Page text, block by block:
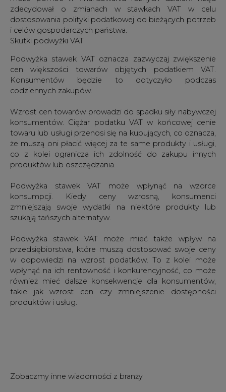
zdecydował o zmianach w stawkach VAT w celu
dostosowania polityki podatkowej do bieżących potrzeb
i celów gospodarczych państwa.
Skutki podwyżki VAT
Podwyżka stawek VAT oznacza zazwyczaj zwiększenie
cen większości towarów objętych podatkiem VAT.
Konsumentów będzie to dotyczyło podczas
codziennych zakupów.
Wzrost cen towarów prowadzi do spadku siły nabywczej
konsumentów. Ciężar podatku VAT w końcowej cenie
towaru lub usługi przenosi się na kupujących, co oznacza,
że muszą oni płacić więcej za te same produkty i usługi,
co z kolei ogranicza ich zdolność do zakupu innych
produktów lub oszczędzania.
Podwyżka stawek VAT może wpłynąć na wzorce
konsumpcji. Kiedy ceny wzrosną, konsumenci
zmniejszają swoje wydatki na niektóre produkty lub
szukają tańszych alternatyw.
Podwyżka stawek VAT może mieć także wpływ na
przedsiębiorstwa, które muszą dostosować swoje ceny
w odpowiedzi na wzrost podatków. To z kolei może
wpłynąć na ich rentowność i konkurencyjność, co może
również mieć dalsze konsekwencje dla konsumentów,
takie jak wzrost cen czy zmniejszenie dostępności
produktów i usług.
Zobaczmy inne wiadomości z branży